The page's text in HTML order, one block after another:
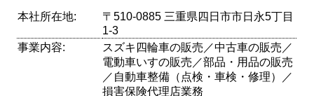
本社所在地:
〒510-0885 三重県四日市市日永5丁目
1-3
事業内容:
スズキ四輪車の販売／中古車の販売／
電動車いすの販売／部品・用品の販売
／自動車整備（点検・車検・修理）／
損害保険代理店業務